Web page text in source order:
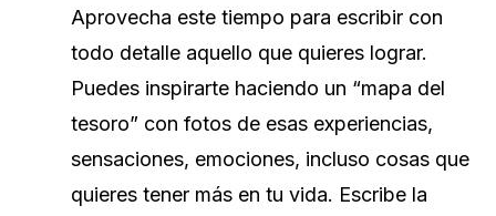
Aprovecha este tiempo para escribir con
todo detalle aquello que quieres lograr.
Puedes inspirarte haciendo un “mapa del
tesoro” con fotos de esas experiencias,
sensaciones, emociones, incluso cosas que
quieres tener más en tu vida. Escribe la